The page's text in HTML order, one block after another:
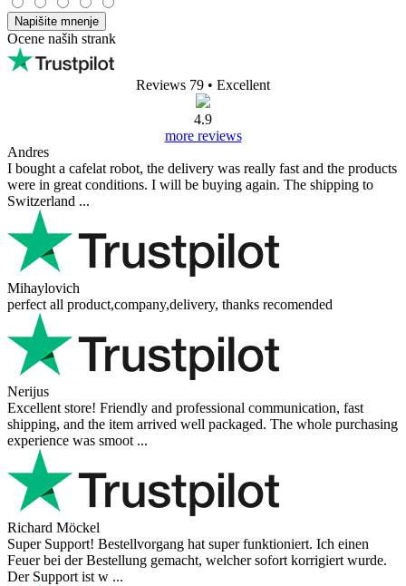
Napišite mnenje
Ocene naših strank
Reviews 79 • Excellent
4.9
more reviews
Andres
I bought a cafelat robot, the delivery was really fast and the products
were in great conditions. I will be buying again. The shipping to
Switzerland ...
Mihaylovich
perfect all product,company,delivery, thanks recomended
Nerijus
Excellent store! Friendly and professional communication, fast
shipping, and the item arrived well packaged. The whole purchasing
experience was smoot ...
Richard Möckel
Super Support! Bestellvorgang hat super funktioniert. Ich einen
Feuer bei der Bestellung gemacht, welcher sofort korrigiert wurde.
Der Support ist w ...